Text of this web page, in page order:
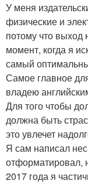
У меня
физические и
потому что выход
момент, когда я
самый
Самое главное
владею
Для того чтобы
должна быть
это увлечет
Я сам написал
отформатировал,
2017 года я